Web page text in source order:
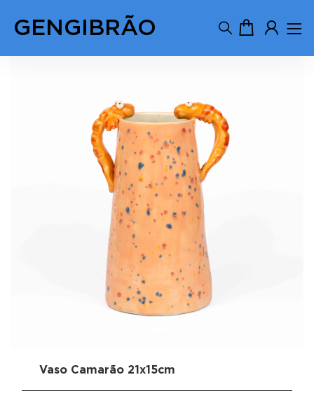
GENGIBRÃO
Vaso Camarão 21x15cm